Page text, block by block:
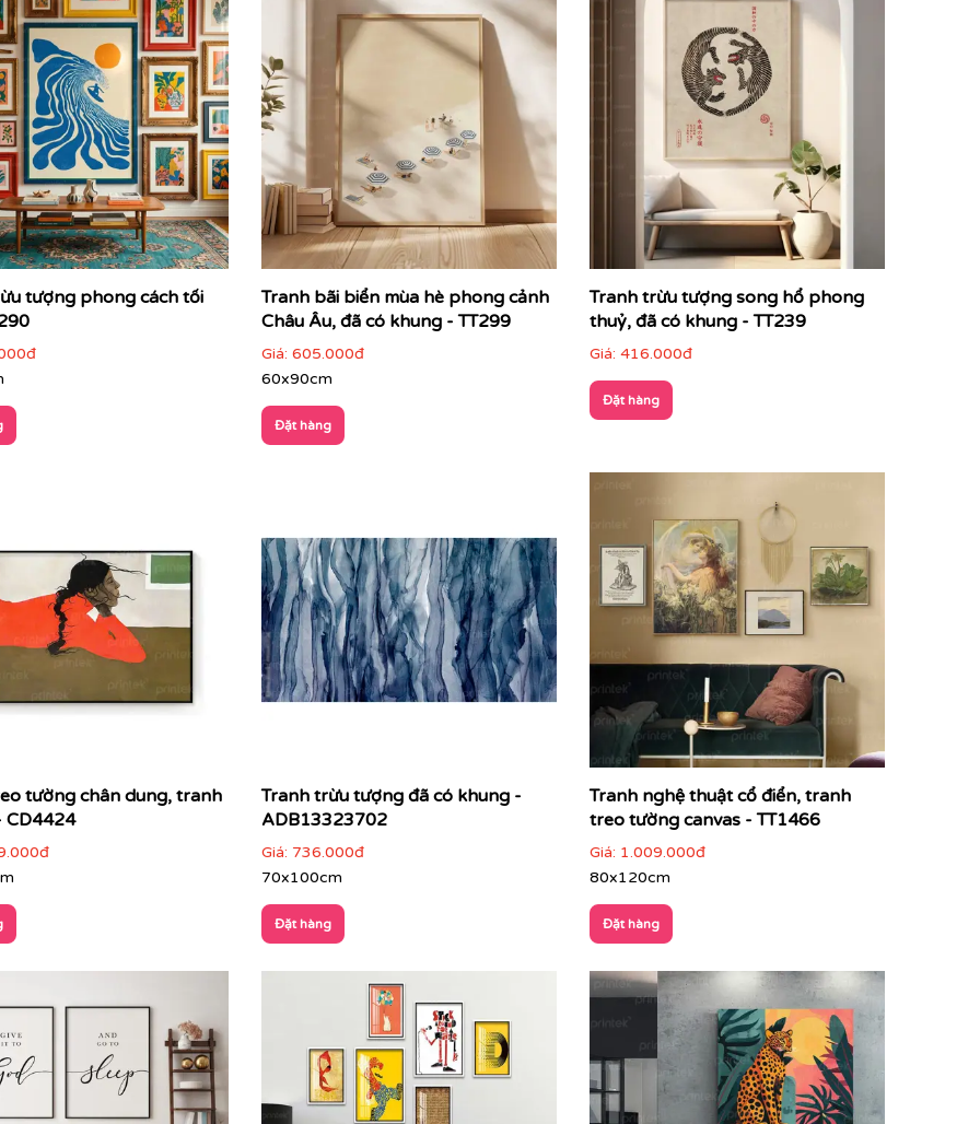
quy tắc mô tả
ngay từ cái nhìn đầu tiên
kích thước
cách riêng
tượng phong cách tối
Tranh bãi biển mùa hè phong cảnh
Châu Âu, đã có khung - TT299
Giá: 605.000đ
60x90cm
Đặt hàng
Tranh trừu tượng song hổ phong
thuỷ, đã có khung - TT239
Giá: 416.000đ
Đặt hàng
tường chân dung, tranh
CD4424
Tranh trừu tượng đã có khung -
ADB13323702
Giá: 736.000đ
70x100cm
Đặt hàng
Tranh nghệ thuật cổ điển, tranh
treo tường canvas - TT1466
Giá: 1.009.000đ
80x120cm
Đặt hàng